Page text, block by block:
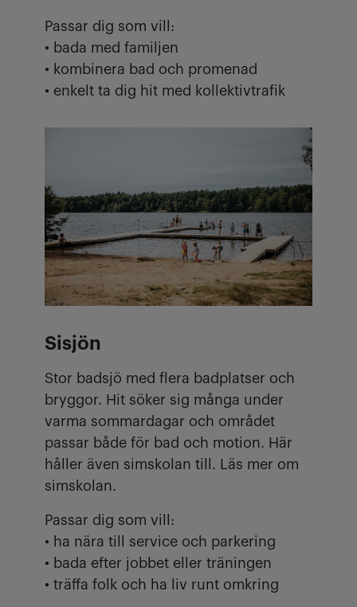
Passar dig som vill:
• bada med familjen
• kombinera bad och promenad
• enkelt ta dig hit med kollektivtrafik
Sisjön
Stor badsjö med flera badplatser och
bryggor. Hit söker sig många under
varma sommardagar och området
passar både för bad och motion. Här
håller även simskolan till. Läs mer om
simskolan.
Passar dig som vill:
• ha nära till service och parkering
• bada efter jobbet eller träningen
• träffa folk och ha liv runt omkring